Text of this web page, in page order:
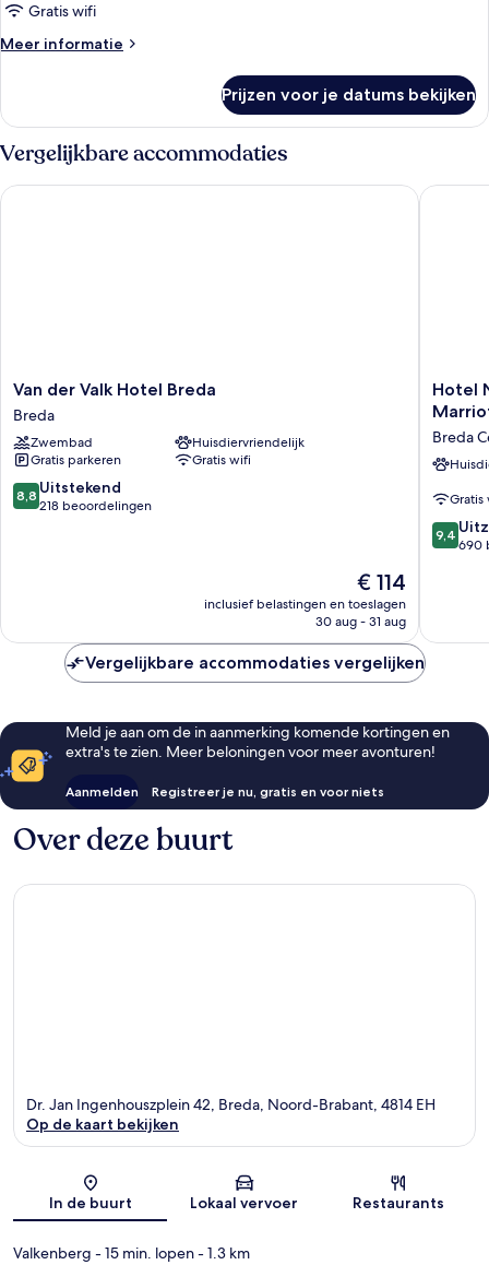
ladenGratis wifi
Meer informatie
Meer
suite
(4)
Prijzen voor je datums bekijken
Vergelijkbare accommodaties
Van
der
Valk
Hotel
Breda
Breda
Van der Valk Hotel Breda
Breda
Zwembad
Huisdiervriendelijk
Gratis parkeren
Gratis wifi
8.8
van
8,8 Uitstekend
218 beoordelingen
De
prijs
is
€ 114
inclusief belastingen en toeslagen
30 aug - 31 aug
Van der Valk Hotel Breda
Hotel
Nassau
Marriott
Breda
Hotel
Breda
Gratis
9.4
van
9,4
690
Hotel
Vergelijkbare accommodaties vergelijken
Meld je aan om de in aanmerking komende kortingen en
extra's te zien. Meer beloningen voor meer avonturen!
Aanmelden Registreer je nu, gratis en voor niets
Over deze buurt
Kaart
Dr. Jan Ingenhouszplein 42, Breda, Noord-Brabant, 4814 EH
Op de kaart bekijken
In de buurt Lokaal vervoer Restaurants
Valkenberg - 15 min. lopen- 1.3 km